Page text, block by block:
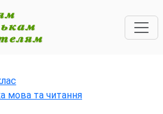
мова та читання